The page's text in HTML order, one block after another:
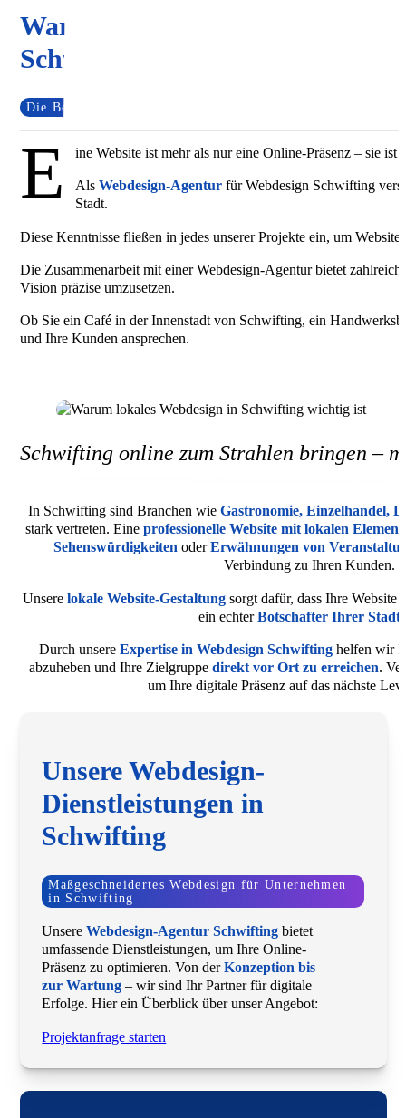
Warum lokales Webdesign in
Schwifting wichtig ist
Die Bedeutung von lokalem Webdesign für Schwifting
E ine Website ist mehr als nur eine Online-Präsenz – sie
Als Webdesign-Agenturfür Webdesign Schwifting
Stadt.
Diese Kenntnisse fließen in jedes unserer Projekte ein, um
Die Zusammenarbeit mit einer Webdesign-Agentur bietet
Vision präzise umzusetzen.
Ob Sie ein Café in der Innenstadt von Schwifting, ein
und Ihre Kunden ansprechen.
Schwifting online zum Strahlen bringen –
In Schwifting sind Branchen wie Gastronomie, Einzelhandel,
stark vertreten. Eine professionelle Website mit lokalen
Sehenswürdigkeiten oderErwähnungen von
Verbindung zu Ihren Kunden.
Unsere lokale Website-Gestaltung sorgt dafür, dass Ihre
ein echterBotschafter Ihrer Stadt
Durch unsere Expertise in Webdesign Schwifting helfen wir
abzuheben und Ihre Zielgruppe direkt vor Ort zu erreichen.
um Ihre digitale Präsenz auf das nächste
Unsere Webdesign-
Dienstleistungen in
Schwifting
Maßgeschneidertes Webdesign für Unternehmen
in Schwifting
UnsereWebdesign-Agentur Schwifting bietet
umfassende Dienstleistungen, um Ihre Online-
Präsenz zu optimieren. Von derKonzeption bis
zur Wartung – wir sind Ihr Partner für digitale
Erfolge. Hier ein Überblick über unser Angebot:
Projektanfrage starten